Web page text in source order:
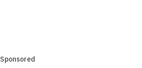
Sponsored